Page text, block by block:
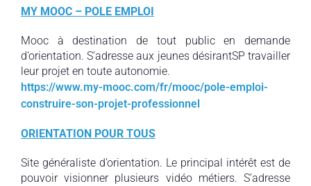
MY MOOC – POLE EMPLOI
Mooc à destination de tout public en demande
d’orientation. S’adresse aux jeunes désirantSP travailler
leur projet en toute autonomie.
https://www.my-mooc.com/fr/mooc/pole-emploi-
construire-son-projet-professionnel
ORIENTATION POUR TOUS
Site généraliste d’orientation. Le principal intérêt est de
pouvoir visionner plusieurs vidéo métiers. S’adresse